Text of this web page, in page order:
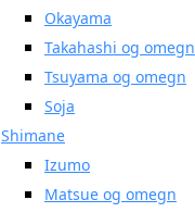
Okayama
Takahashi og omegn
Tsuyama og omegn
Soja
Shimane
Izumo
Matsue og omegn